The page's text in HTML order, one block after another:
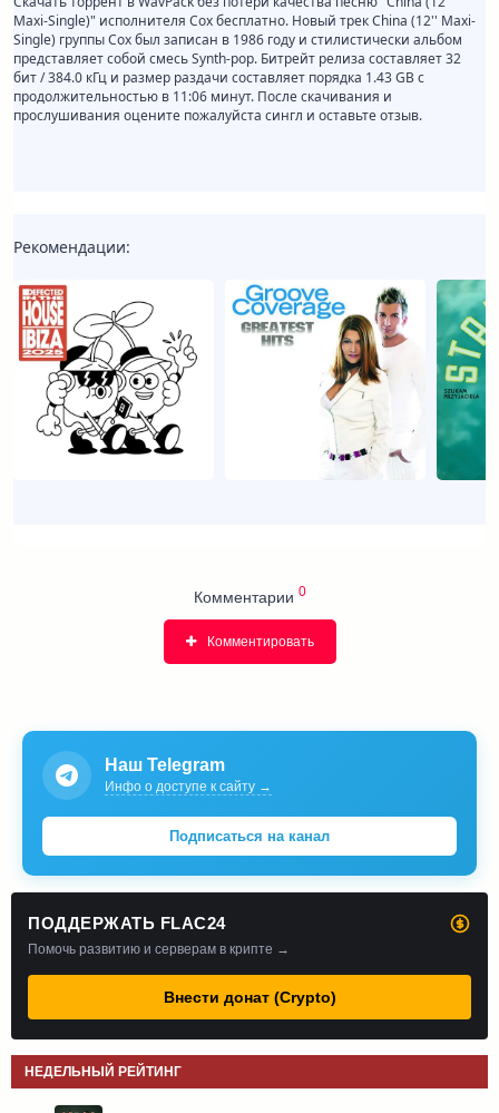
Maxi-Single)" исполнителя Cox бесплатно. Новый трек China (12'' Maxi-
Single) группы Cox был записан в 1986 году и стилистически альбом
представляет собой смесь Synth-pop. Битрейт релиза составляет 32
бит / 384.0 кГц и размер раздачи составляет порядка 1.43 GB с
продолжительностью в 11:06 минут. После скачивания и
прослушивания оцените пожалуйста сингл и оставьте отзыв.
Рекомендации:
Комментарии 0
Комментировать
Наш Telegram
Инфо о доступе к сайту →
Подписаться на канал
ПОДДЕРЖАТЬ FLAC24
Помочь развитию и серверам в крипте →
Внести донат (Crypto)
НЕДЕЛЬНЫЙ РЕЙТИНГ